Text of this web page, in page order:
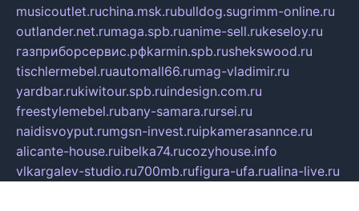
musicoutlet.ruchina.msk.rubulldog.sugrimm-online.ru
outlander.net.rumaga.spb.ruanime-sell.rukeseloy.ru
газприборсервис.рфkarmin.spb.rushekswood.ru
tischlermebel.ruautomall66.rumag-vladimir.ru
yardbar.rukiwitour.spb.ruindesign.com.ru
freestylemebel.rubany-samara.rursei.ru
naidisvoyput.rumgsn-invest.ruipkamerasannce.ru
alicante-house.ruibelka74.rucozyhouse.info
vlkargalev-studio.ru700mb.rufigura-ufa.rualina-live.ru